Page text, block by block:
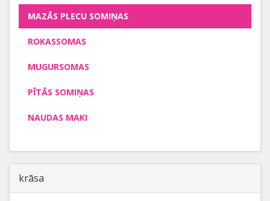
MAZĀS PLECU SOMIŅAS
ROKASSOMAS
MUGURSOMAS
PĪTĀS SOMIŅAS
NAUDAS MAKI
krāsa